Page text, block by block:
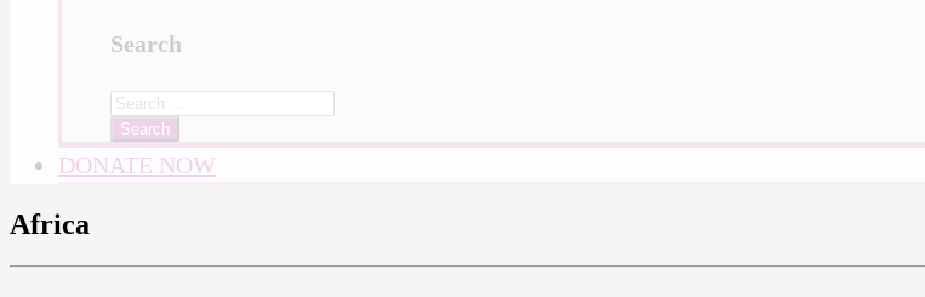
Search
Search
for:
DONATE NOW
Africa